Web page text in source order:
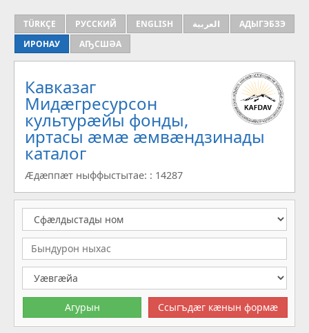
TÜRKÇE РУССКИЙ ENGLISH العربية
АДЫГЭБЗЭ
ИРОНАУ
АҦСШӘА
Кавказаг
Мидæгресурсон
культурæйы фонды,
иртасы æмæ æмвæндзинады
каталог
Æдæппæт ныффыстытае: : 14287